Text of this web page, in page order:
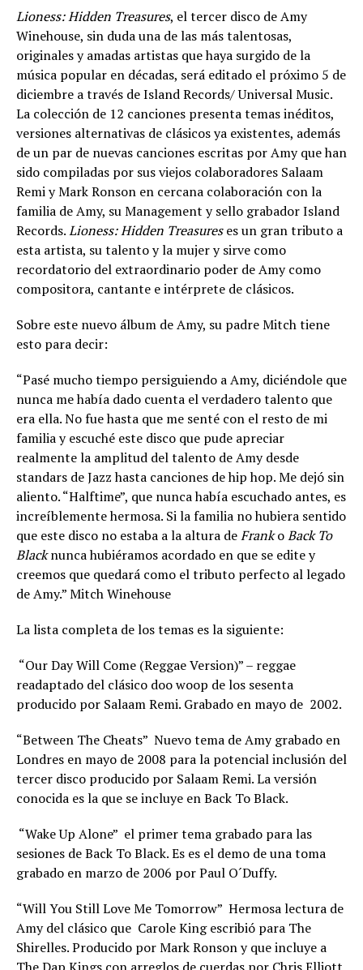
Lioness: Hidden Treasures, el tercer disco de Amy
Winehouse, sin duda una de las más talentosas,
originales y amadas artistas que haya surgido de la
música popular en décadas, será editado el próximo 5 de
diciembre a través de Island Records/ Universal Music.
La colección de 12 canciones presenta temas inéditos,
versiones alternativas de clásicos ya existentes, además
de un par de nuevas canciones escritas por Amy que han
sido compiladas por sus viejos colaboradores Salaam
Remi y Mark Ronson en cercana colaboración con la
familia de Amy, su Management y sello grabador Island
Records.Lioness: Hidden Treasureses un gran tributo a
esta artista, su talento y la mujer y sirve como
recordatorio del extraordinario poder de Amy como
compositora, cantante e intérprete de clásicos.
Sobre este nuevo álbum de Amy, su padre Mitch tiene
esto para decir:
“Pasé mucho tiempo persiguiendo a Amy, diciéndole que
nunca me había dado cuenta el verdadero talento que
era ella. No fue hasta que me senté con el resto de mi
familia y escuché este disco que pude apreciar
realmente la amplitud del talento de Amy desde
standars de Jazz hasta canciones de hip hop. Me dejó sin
aliento. “Halftime”, que nunca había escuchado antes, es
increíblemente hermosa. Si la familia no hubiera sentido
que este disco no estaba a la altura deFrankoBack To
Blacknunca hubiéramos acordado en que se edite y
creemos que quedará como el tributo perfecto al legado
de Amy.” Mitch Winehouse
La lista completa de los temas es la siguiente:
“Our Day Will Come (Reggae Version)” – reggae
readaptado del clásico doo woop de los sesenta
producido por Salaam Remi. Grabado en mayo de 2002.
“Between The Cheats”  Nuevo tema de Amy grabado en
Londres en mayo de 2008 para la potencial inclusión del
tercer disco producido por Salaam Remi. La versión
conocida es la que se incluye en Back To Black.
“Wake Up Alone”  el primer tema grabado para las
sesiones de Back To Black. Es es el demo de una toma
grabado en marzo de 2006 por Paul O´Duffy.
“Will You Still Love Me Tomorrow”  Hermosa lectura de
Amy del clásico que Carole King escribió para The
Shirelles. Producido por Mark Ronson y que incluye a